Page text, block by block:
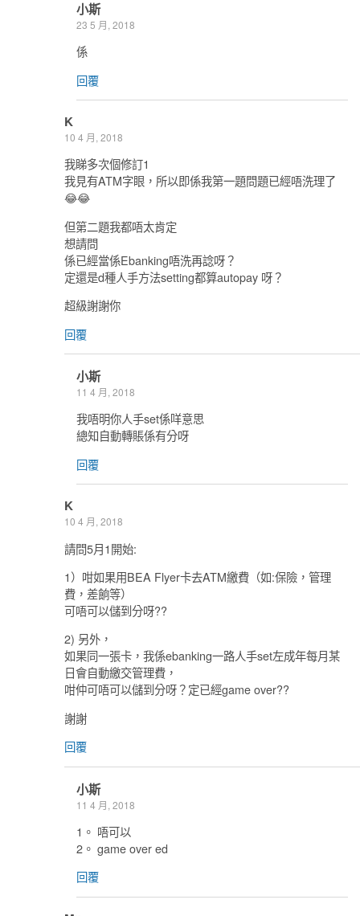
小斯
23 5 月, 2018
係
回覆
K
10 4 月, 2018
我睇多次個修訂1
我見有ATM字眼，所以即係我第一題問題已經唔洗理了
😂😂
但第二題我都唔太肯定
想請問
係已經當係Ebanking唔洗再諗呀？
定還是d種人手方法setting都算autopay 呀？
超級謝謝你
回覆
小斯
11 4 月, 2018
我唔明你人手set係咩意思
總知自動轉賬係有分呀
回覆
K
10 4 月, 2018
請問5月1開始:
1）咁如果用BEA Flyer卡去ATM繳費（如:保險，管理
費，差餉等）
可唔可以儲到分呀??
2) 另外，
如果同一張卡，我係ebanking一路人手set左成年每月某
日會自動繳交管理費，
咁仲可唔可以儲到分呀？定已經game over??
謝謝
回覆
小斯
11 4 月, 2018
1。 唔可以
2。 game over ed
回覆